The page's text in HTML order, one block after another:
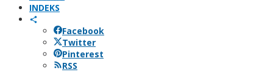
INDEKS
Facebook
Twitter
Pinterest
RSS